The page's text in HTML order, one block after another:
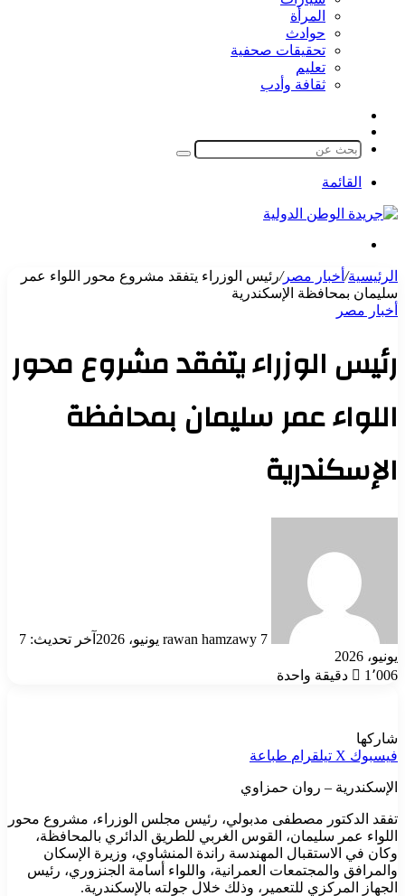
المرأة
حوادث
تحقيقات صحفية
تعليم
ثقافة وأدب
المظلم
بحث
القائمة
الرئيسية/ أخبار مصر/رئيس الوزراء يتفقد مشروع محور اللواء عمر
سليمان بمحافظة الإسكندرية
أخبار مصر
رئيس الوزراء يتفقد مشروع محور
اللواء عمر سليمان بمحافظة
الإسكندرية
rawan hamzawy 7 يونيو، 2026
آخر تحديث: 7
يونيو، 2026
1٬006
دقيقة واحدة
شاركها
فيسبوك ‫X تيلقرام طباعة
الإسكندرية – روان حمزاوي
تفقد الدكتور مصطفى مدبولي، رئيس مجلس الوزراء، مشروع محور
اللواء عمر سليمان، القوس الغربي للطريق الدائري بالمحافظة،
وكان في الاستقبال المهندسة راندة المنشاوي، وزيرة الإسكان
والمرافق والمجتمعات العمرانية، واللواء أسامة الجنزوري، رئيس
الجهاز المركزي للتعمير، وذلك خلال جولته بالإسكندرية.